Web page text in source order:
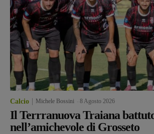
Calcio Michele Bossini 8 Agosto 2026
Il Terrranuova Traiana
nell’amichevole di Grosseto